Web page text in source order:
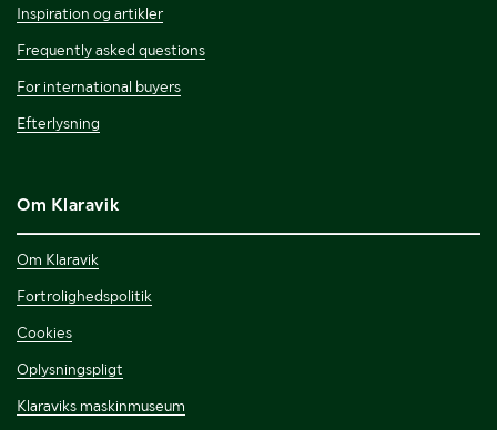
Inspiration og artikler
Frequently asked questions
For international buyers
Efterlysning
Om Klaravik
Om Klaravik
Fortrolighedspolitik
Cookies
Oplysningspligt
Klaraviks maskinmuseum